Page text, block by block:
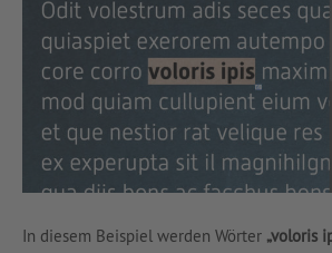
In diesem Beispiel werden Wörter „voloris